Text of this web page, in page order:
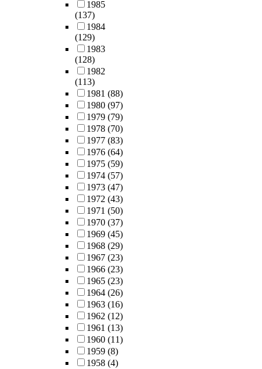
1985
(137)
1984
(129)
1983
(128)
1982
(113)
1981 (88)
1980 (97)
1979 (79)
1978 (70)
1977 (83)
1976 (64)
1975 (59)
1974 (57)
1973 (47)
1972 (43)
1971 (50)
1970 (37)
1969 (45)
1968 (29)
1967 (23)
1966 (23)
1965 (23)
1964 (26)
1963 (16)
1962 (12)
1961 (13)
1960 (11)
1959 (8)
1958 (4)